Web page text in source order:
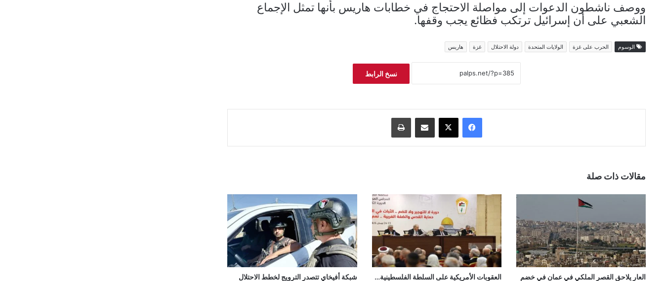
ووصف ناشطون الدعوات إلى مواصلة الاحتجاج في خطابات هاريس بأنها تمثل الإجماع
الشعبي على أن إسرائيل ترتكب فظائع يجب وقفها.
الوسوم الحرب على غزة الولايات المتحدة دولة الاحتلال غزة هاريس
نسخ الرابط
فيسبوك ‫X مشاركة عبر البريد طباعة
مقالات ذات صلة
العار يلاحق القصر الملكي في عمان في خضم العقوبات الأمريكية على السلطة الفلسطينية… شبكة أفيخاي تتصدر الترويج لخطط الاحتلال